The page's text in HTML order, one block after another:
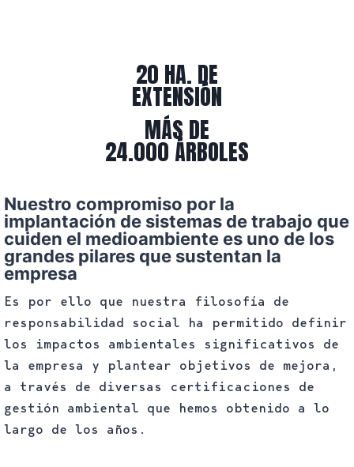
20 HA. DE
EXTENSIÓN
MÁS DE
24.000 ÁRBOLES
Nuestro compromiso por la
implantación de sistemas de trabajo que
cuiden el medioambiente es uno de los
grandes pilares que sustentan la
empresa
Es por ello que nuestra filosofía de
responsabilidad social ha permitido definir
los impactos ambientales significativos de
la empresa y plantear objetivos de mejora,
a través de diversas certificaciones de
gestión ambiental que hemos obtenido a lo
largo de los años.